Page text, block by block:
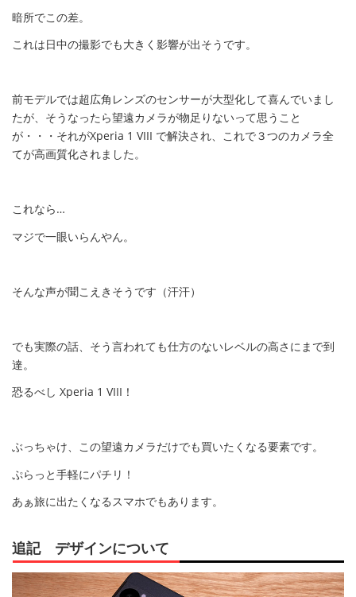
暗所でこの差。
これは日中の撮影でも大きく影響が出そうです。
前モデルでは超広角レンズのセンサーが大型化して喜んでいまし
たが、そうなったら望遠カメラが物足りないって思うこと
が・・・それがXperia 1 VIII で解決され、これで３つのカメラ全
てが高画質化されました。
これなら…
マジで一眼いらんやん。
そんな声が聞こえきそうです（汗汗）
でも実際の話、そう言われても仕方のないレベルの高さにまで到
達。
恐るべし Xperia 1 VIII！
ぶっちゃけ、この望遠カメラだけでも買いたくなる要素です。
ぷらっと手軽にパチリ！
あぁ旅に出たくなるスマホでもあります。
追記 デザインについて